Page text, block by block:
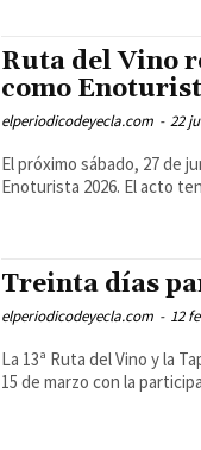
Ruta del Vino
como
elperiodicodeyecla.com - 22
El próximo sábado, 27 de
Enoturista 2026. El acto
Treinta días
elperiodicodeyecla.com - 12
La 13ª Ruta del Vino y la
15 de marzo con la